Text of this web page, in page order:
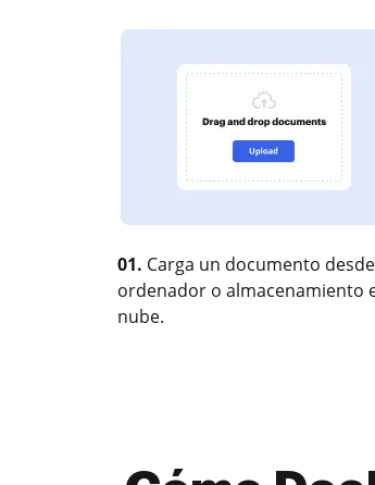
01. Carga un documento
ordenador o almacenamiento
nube.